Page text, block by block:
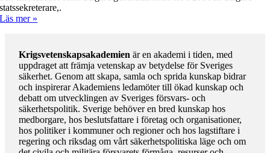
stats­sekre­terare,.
Läs mer »
Krigsvetenskapsakademien är en akademi i tiden, med
uppdraget att främja vetenskap av betydelse för Sveriges
säkerhet. Genom att skapa, samla och sprida kunskap bidrar
och inspirerar Akademiens ledamöter till ökad kunskap och
debatt om utvecklingen av Sveriges försvars- och
säkerhetspolitik. Sverige behöver en bred kunskap hos
medborgare, hos beslutsfattare i företag och organisationer,
hos politiker i kommuner och regioner och hos lagstiftare i
regering och riksdag om vårt säkerhetspolitiska läge och om